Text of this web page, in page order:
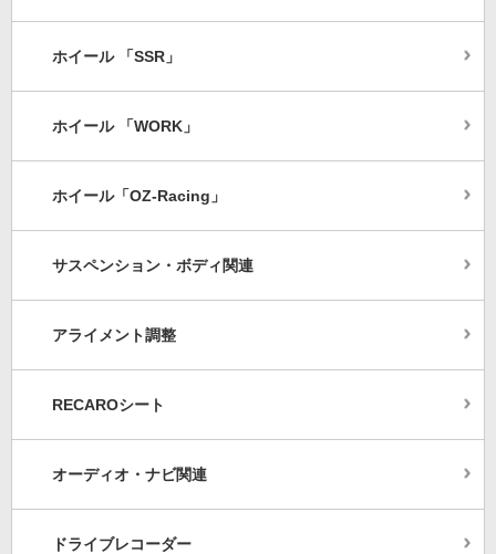
ホイール 「SSR」
ホイール 「WORK」
ホイール「OZ-Racing」
サスペンション・ボディ関連
アライメント調整
RECAROシート
オーディオ・ナビ関連
ドライブレコーダー